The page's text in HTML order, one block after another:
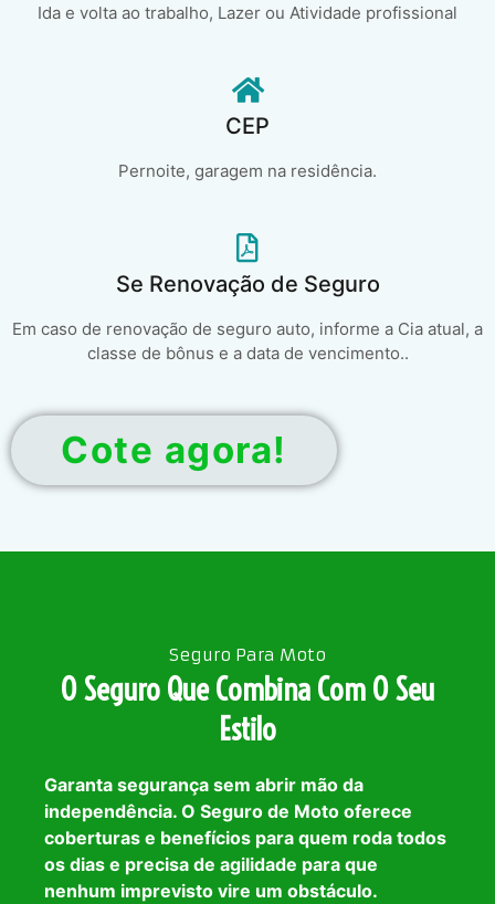
Ida e volta ao trabalho, Lazer ou Atividade profissional
CEP
Pernoite, garagem na residência.
Se Renovação de Seguro
Em caso de renovação de seguro auto, informe a Cia atual, a
classe de bônus e a data de vencimento..
Cote agora!
Seguro Para Moto
O Seguro Que Combina Com O Seu
Estilo
Garanta segurança sem abrir mão da
independência. O Seguro de Moto oferece
coberturas e benefícios para quem roda todos
os dias e precisa de agilidade para que
nenhum imprevisto vire um obstáculo.